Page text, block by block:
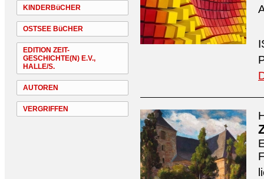
KINDERBüCHER
OSTSEE BüCHER
EDITION ZEIT-
GESCHICHTE(N) E.V.,
HALLE/S.
AUTOREN
VERGRIFFEN